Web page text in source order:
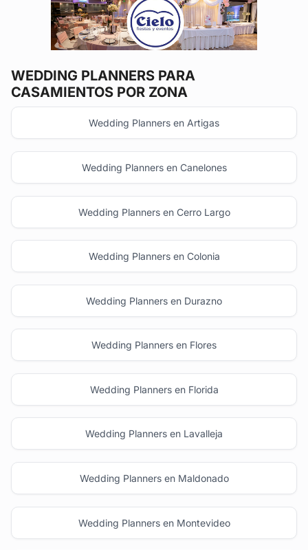
WEDDING PLANNERS PARA
CASAMIENTOS POR ZONA
Wedding Planners en Artigas
Wedding Planners en Canelones
Wedding Planners en Cerro Largo
Wedding Planners en Colonia
Wedding Planners en Durazno
Wedding Planners en Flores
Wedding Planners en Florida
Wedding Planners en Lavalleja
Wedding Planners en Maldonado
Wedding Planners en Montevideo